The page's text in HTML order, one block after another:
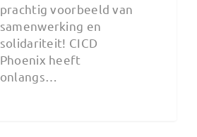
prachtig voorbeeld van
samenwerking en
solidariteit! CICD
Phoenix heeft
onlangs…